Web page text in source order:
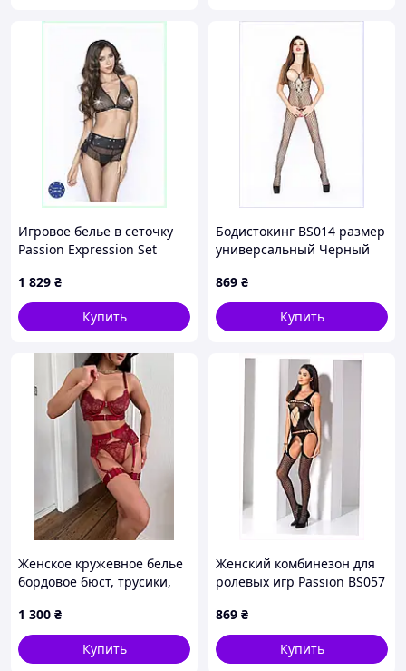
Игровое белье в сеточку
Passion Expression Set
1 829 ₴
Купить
Бодистокинг BS014 размер
универсальный Черный
869 ₴
Купить
Женское кружевное белье
бордовое бюст, трусики,
1 300 ₴
Купить
Женский комбинезон для
ролевых игр Passion BS057
869 ₴
Купить